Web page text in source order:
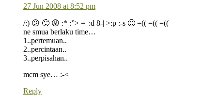
27 Jun 2008 at 8:52 pm
/:) 😕 🙂 😡 :* :”> =| :d 8-| >:p :-s 🙁 =(( =(( =((
ne smua berlaku time…
1..pertemuan..
2..percintaan..
3..perpisahan..
mcm sye… :-<
Reply